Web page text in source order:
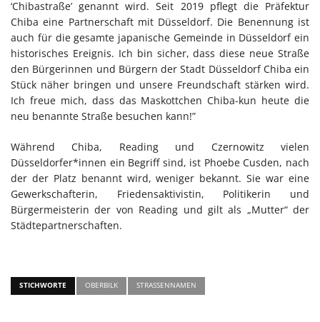
‘Chibastraße’ genannt wird. Seit 2019 pflegt die Präfektur
Chiba eine Partnerschaft mit Düsseldorf. Die Benennung ist
auch für die gesamte japanische Gemeinde in Düsseldorf ein
historisches Ereignis. Ich bin sicher, dass diese neue Straße
den Bürgerinnen und Bürgern der Stadt Düsseldorf Chiba ein
Stück näher bringen und unsere Freundschaft stärken wird.
Ich freue mich, dass das Maskottchen Chiba-kun heute die
neu benannte Straße besuchen kann!”
Während Chiba, Reading und Czernowitz vielen
Düsseldorfer*innen ein Begriff sind, ist Phoebe Cusden, nach
der der Platz benannt wird, weniger bekannt. Sie war eine
Gewerkschafterin, Friedensaktivistin, Politikerin und
Bürgermeisterin der von Reading und gilt als „Mutter“ der
Städtepartnerschaften.
STICHWORTE OBERBILK STRASSENNAMEN